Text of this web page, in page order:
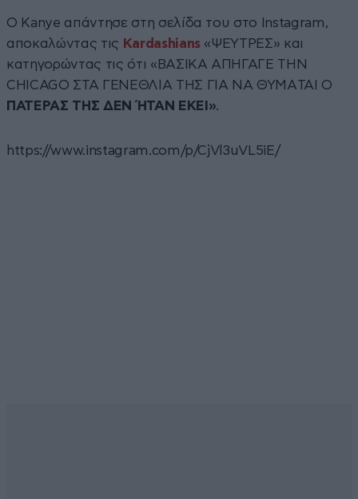
Ο Kanye απάντησε στη σελίδα του στο Instagram,
αποκαλώντας τις Kardashians«ΨΕΥΤΡΕΣ» και
κατηγορώντας τις ότι «ΒΑΣΙΚΑ ΑΠΗΓΑΓΕ ΤΗΝ
CHICAGO ΣΤΑ ΓΕΝΕΘΛΙΑ ΤΗΣ ΓΙΑ ΝΑ ΘΥΜAΤΑΙ Ο
ΠΑΤΕΡΑΣ ΤΗΣ ΔΕΝ ΉΤΑΝ ΕΚΕΙ».
https://www.instagram.com/p/CjVl3uVL5iE/